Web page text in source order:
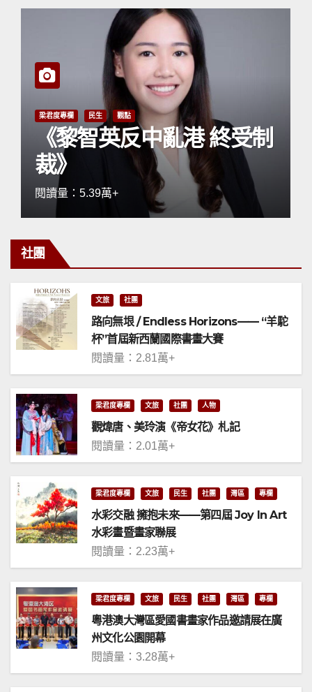
梁君度專欄 民生 觀點
《黎智英反中亂港 終受制
裁》
閱讀量：5.39萬+
社團
文旅 社團
路向無垠 / Endless Horizons—— “羊駝
杯”首屆新西蘭國際書畫大賽
閱讀量：2.81萬+
梁君度專欄 文旅 社團 人物
觀煒唐、美玲演《帝女花》札記
閱讀量：2.01萬+
梁君度專欄 文旅 民生 社團 灣區 專欄
水彩交融 擁抱未來——第四屆 Joy In Art
水彩畫暨畫家聯展
閱讀量：2.23萬+
梁君度專欄 文旅 民生 社團 灣區 專欄
粵港澳大灣區愛國書畫家作品邀請展在廣
州文化公園開幕
閱讀量：3.28萬+